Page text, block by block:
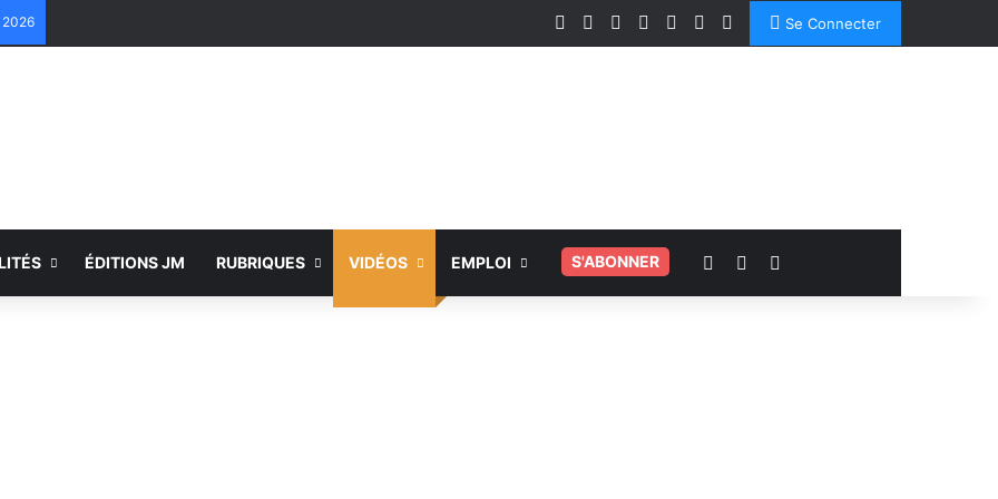
2026 FacebookLinkedinYouTubeInstagram
SpotifyTikTokSe Connecter
ÉDITIONS JM RUBRIQUES VIDÉOS EMPLOI S'ABONNER Voir votre panier
Switch skin